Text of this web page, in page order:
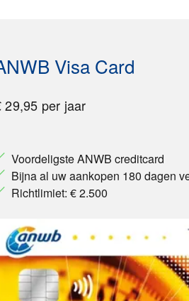
Visa Card
29,95 per jaar
Voordeligste ANWB creditcard
Bijna al uw aankopen 180 dagen
Richtlimiet: € 2.500